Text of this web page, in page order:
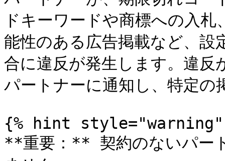
ドキーワードや商標への入
能性のある広告掲載など、設
合に違反が発生します。違
パートナーに通知し、特定の
{% hint style="warning"
**重要：** 契約のないパー